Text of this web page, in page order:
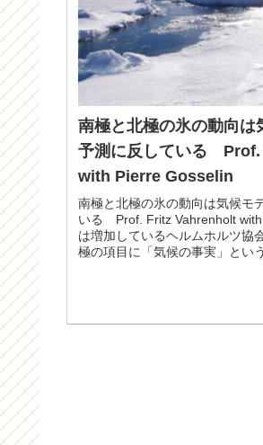
南極と北極の氷の動向は
予測に反している
with Pierre Gosselin
南極と北極の氷の動向は気候モ
いる Prof. Fritz Vahrenholt
は増加しているヘルムホルツ協
極の項目に「気候の事実」とい